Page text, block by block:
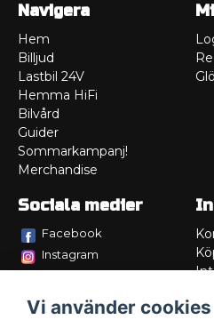
Navigera
Hem
Billjud
Lastbil 24V
Hemma HiFi
Bilvård
Guider
Sommarkampanj!
Merchandise
Sociala medier
Facebook
Instagram
Vi använder cookies